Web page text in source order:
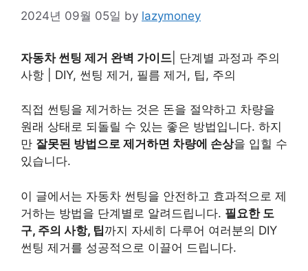
2024년 09월 05일 by lazymoney
자동차 썬팅 제거 완벽 가이드 | 단계별 과정과 주의
사항 | DIY, 썬팅 제거, 필름 제거, 팁, 주의
직접 썬팅을 제거하는 것은 돈을 절약하고 차량을
원래 상태로 되돌릴 수 있는 좋은 방법입니다. 하지
만 잘못된 방법으로 제거하면 차량에 손상을 입힐 수
있습니다.
이 글에서는 자동차 썬팅을 안전하고 효과적으로 제
거하는 방법을 단계별로 알려드립니다. 필요한 도
구, 주의 사항, 팁까지 자세히 다루어 여러분의 DIY
썬팅 제거를 성공적으로 이끌어 드립니다.